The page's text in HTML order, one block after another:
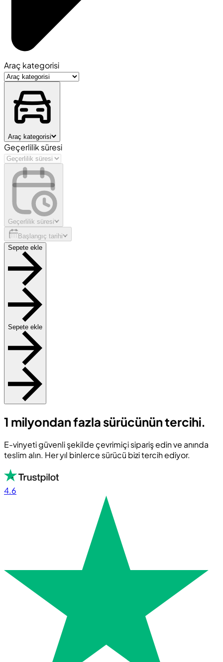
Araç kategorisi
Araç kategorisi
Geçerlilik süresi
Geçerlilik süresi
Başlangıç tarihi
Sepete ekle
Sepete ekle
1 milyondan fazla sürücünün tercihi.
E-vinyeti güvenli şekilde çevrimiçi sipariş edin ve anında
teslim alın. Her yıl binlerce sürücü bizi tercih ediyor.
4.6